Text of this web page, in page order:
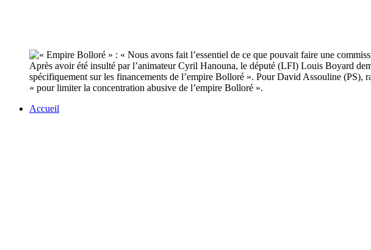
Après avoir été insulté par l’animateur Cyril Hanouna, le député (LFI) Louis Boyard
spécifiquement sur les financements de l’empire Bolloré ». Pour David Assouline (PS),
« pour limiter la concentration abusive de l’empire Bolloré ».
Accueil